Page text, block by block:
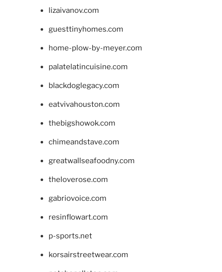
lizaivanov.com
guesttinyhomes.com
home-plow-by-meyer.com
palatelatincuisine.com
blackdoglegacy.com
eatvivahouston.com
thebigshowok.com
chimeandstave.com
greatwallseafoodny.com
theloverose.com
gabriovoice.com
resinflowart.com
p-sports.net
korsairstreetwear.com